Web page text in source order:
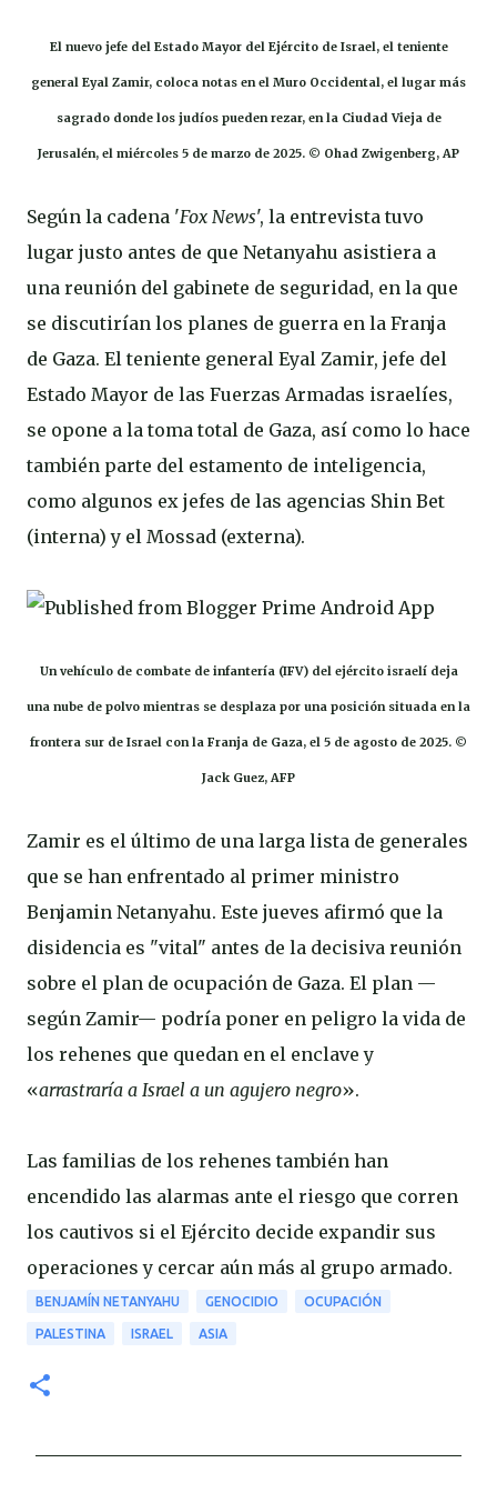
El nuevo jefe del Estado Mayor del Ejército de Israel, el teniente
general Eyal Zamir, coloca notas en el Muro Occidental, el lugar más
sagrado donde los judíos pueden rezar, en la Ciudad Vieja de
Jerusalén, el miércoles 5 de marzo de 2025. © Ohad Zwigenberg, AP
Según la cadena 'Fox News', la entrevista tuvo
lugar justo antes de que Netanyahu asistiera a
una reunión del gabinete de seguridad, en la que
se discutirían los planes de guerra en la Franja
de Gaza. El teniente general Eyal Zamir, jefe del
Estado Mayor de las Fuerzas Armadas israelíes,
se opone a la toma total de Gaza, así como lo hace
también parte del estamento de inteligencia,
como algunos ex jefes de las agencias Shin Bet
(interna) y el Mossad (externa).
Un vehículo de combate de infantería (IFV) del ejército israelí deja
una nube de polvo mientras se desplaza por una posición situada en la
frontera sur de Israel con la Franja de Gaza, el 5 de agosto de 2025. ©
Jack Guez, AFP
Zamir es el último de una larga lista de generales
que se han enfrentado al primer ministro
Benjamin Netanyahu. Este jueves afirmó que la
disidencia es "vital" antes de la decisiva reunión
sobre el plan de ocupación de Gaza. El plan —
según Zamir— podría poner en peligro la vida de
los rehenes que quedan en el enclave y
«arrastraría a Israel a un agujero negro».
Las familias de los rehenes también han
encendido las alarmas ante el riesgo que corren
los cautivos si el Ejército decide expandir sus
operaciones y cercar aún más al grupo armado.
BENJAMÍN NETANYAHU GENOCIDIO OCUPACIÓN
PALESTINA ISRAEL ASIA